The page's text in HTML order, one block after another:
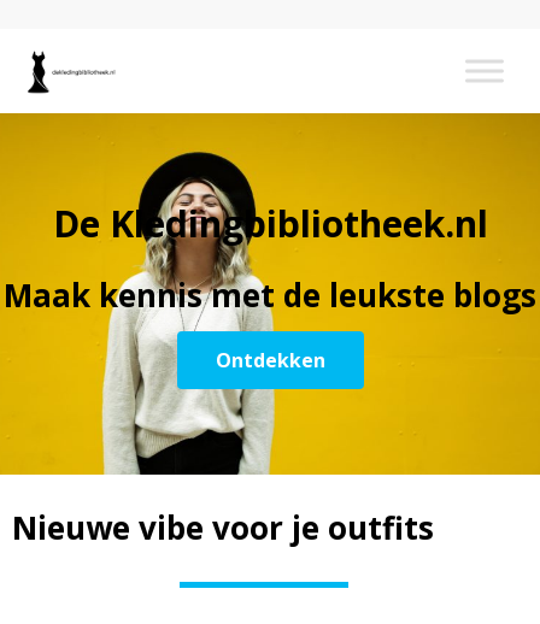
De Kledingbibliotheek.nl
Maak kennis met de leukste blogs
Ontdekken
Nieuwe vibe voor je outfits